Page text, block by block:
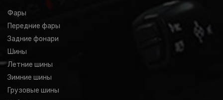
Фары
Передние фары
Задние фонари
Шины
Летние шины
Зимние шины
Грузовые шины